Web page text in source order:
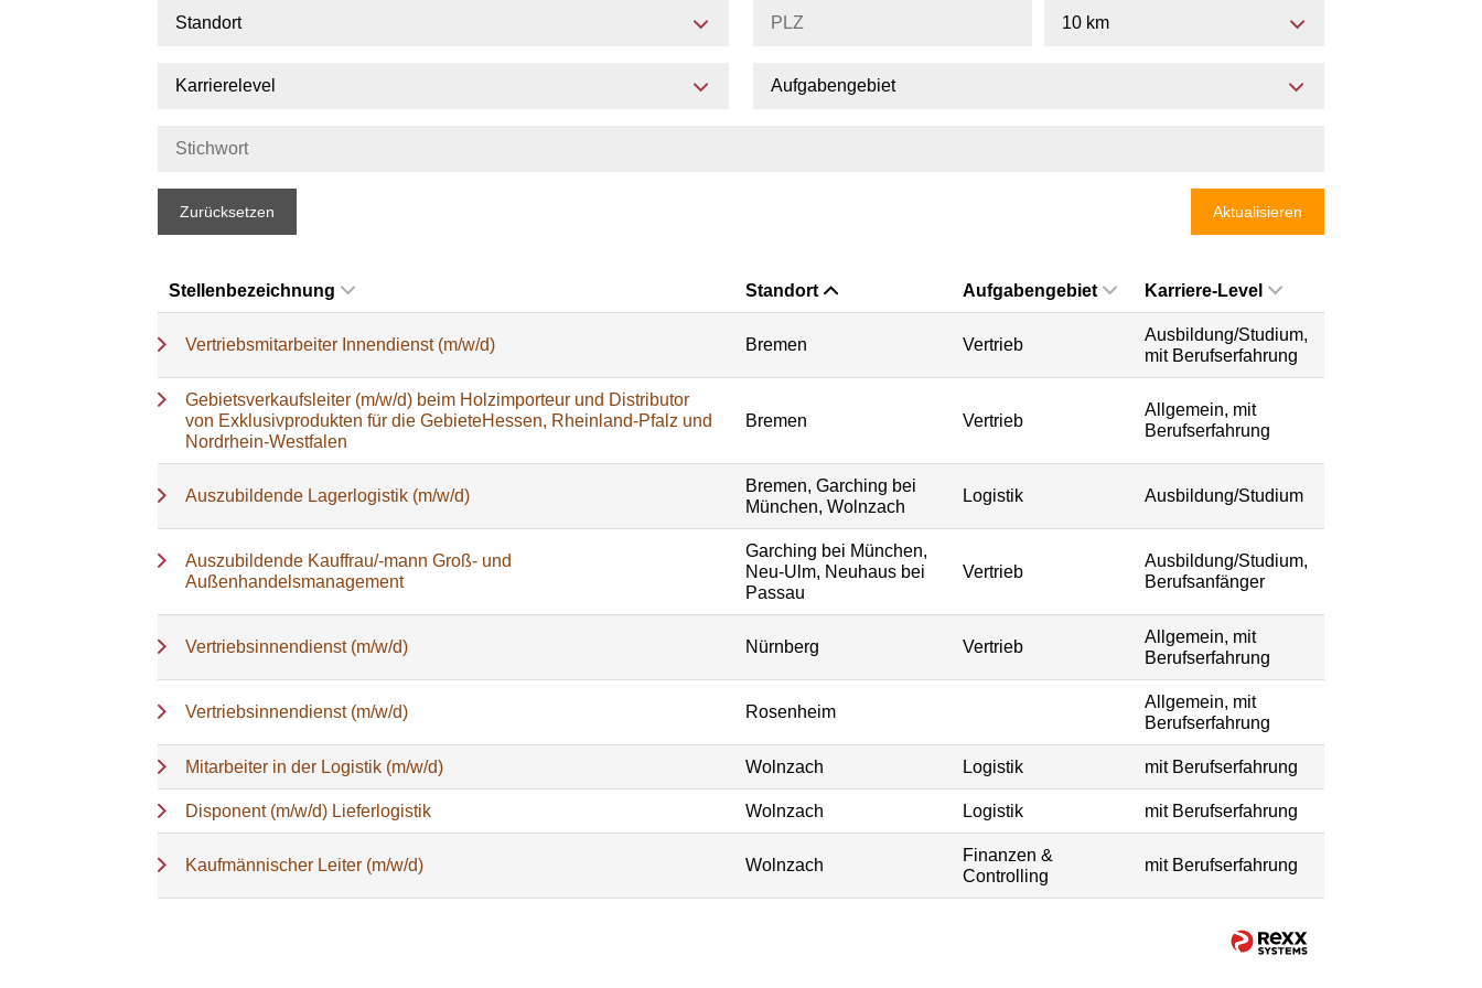
Standort 10 km
Karrierelevel Aufgabengebiet
Zurücksetzen Aktualisieren
Stellenbezeichnung Standort Aufgabengebiet Karriere-Level
Vertriebsmitarbeiter Innendienst (m/w/d) Bremen Vertrieb
Ausbildung/Studium,
mit Berufserfahrung
Gebietsverkaufsleiter (m/w/d) beim Holzimporteur und Distributor
von Exklusivprodukten für die GebieteHessen, Rheinland-Pfalz und
Nordrhein-Westfalen
Bremen Vertrieb
Allgemein, mit
Berufserfahrung
Auszubildende Lagerlogistik (m/w/d)
Bremen, Garching bei
München, Wolnzach
Logistik Ausbildung/Studium
Auszubildende Kauffrau/-mann Groß- und
Außenhandelsmanagement
Garching bei München,
Neu-Ulm, Neuhaus bei
Passau
Vertrieb
Ausbildung/Studium,
Berufsanfänger
Vertriebsinnendienst (m/w/d) Nürnberg Vertrieb
Allgemein, mit
Berufserfahrung
Vertriebsinnendienst (m/w/d) Rosenheim
Allgemein, mit
Berufserfahrung
Mitarbeiter in der Logistik (m/w/d) Wolnzach Logistik mit Berufserfahrung
Disponent (m/w/d) Lieferlogistik Wolnzach Logistik mit Berufserfahrung
Kaufmännischer Leiter (m/w/d) Wolnzach
Finanzen &
Controlling
mit Berufserfahrung